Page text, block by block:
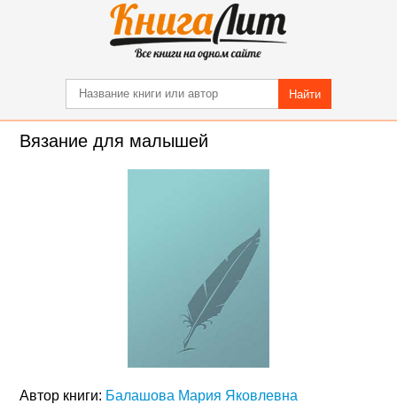
Найти
Вязание для малышей
Автор книги: Балашова Мария Яковлевна